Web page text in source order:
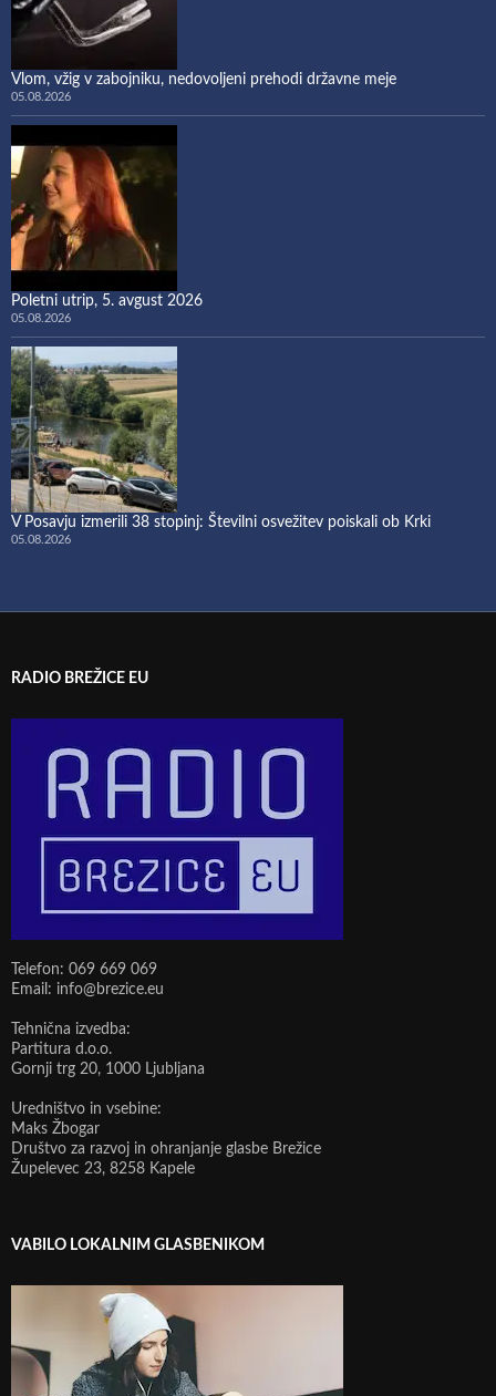
Vlom, vžig v zabojniku, nedovoljeni prehodi državne meje
05.08.2026
Poletni utrip, 5. avgust 2026
05.08.2026
V Posavju izmerili 38 stopinj: Številni osvežitev poiskali ob Krki
05.08.2026
RADIO BREŽICE EU
Telefon: 069 669 069
Email: info@brezice.eu
Tehnična izvedba:
Partitura d.o.o.
Gornji trg 20, 1000 Ljubljana
Uredništvo in vsebine:
Maks Žbogar
Društvo za razvoj in ohranjanje glasbe Brežice
Župelevec 23, 8258 Kapele
VABILO LOKALNIM GLASBENIKOM